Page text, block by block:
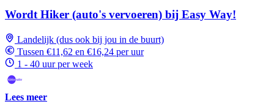
Wordt Hiker (auto's vervoeren) bij Easy Way!
Landelijk (dus ook bij jou in de buurt)
Tussen €11,62 en €16,24 per uur
1 - 40 uur per week
Lees meer